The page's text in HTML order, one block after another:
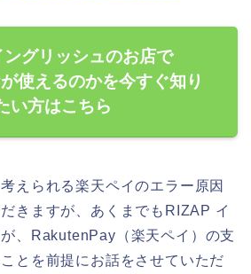
グリッシュのお店で
使えるのかを今すぐ知り
い方はこちら
えられる楽天ペイのエラー原因
きますが、あくまでもRIZAP イ
、RakutenPay（楽天ペイ）の支
とを前提にお話をさせていただ